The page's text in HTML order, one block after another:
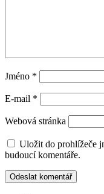
Jméno *
E-mail *
Webová stránka
Uložit do prohlížeče
budoucí komentáře.